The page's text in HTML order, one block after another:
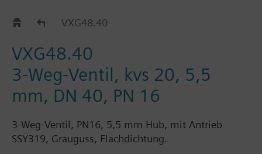
KatalogVXG48.40
VXG48.40
3-Weg-Ventil, kvs 20, 5,5
mm, DN 40, PN 16
3-Weg-Ventil, PN16, 5,5 mm Hub, mit Antrieb
SSY319, Grauguss, Flachdichtung.